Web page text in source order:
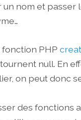
nom et passer
fonction PHP
null. En
on peut donc
des fonctions